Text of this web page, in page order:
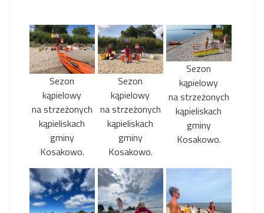
Sezon
kąpielowy
na strzeżonych
kąpieliskach
gminy
Kosakowo.
Sezon
kąpielowy
na strzeżonych
kąpieliskach
gminy
Kosakowo.
Sezon
kąpielowy
na strzeżonych
kąpieliskach
gminy
Kosakowo.